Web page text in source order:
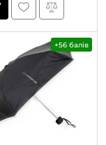
+56 балів